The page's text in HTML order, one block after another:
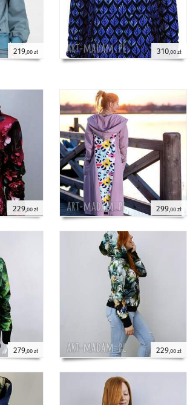
219,00 zł 310,00 zł
229,00 zł 299,00 zł
279,00 zł 229,00 zł